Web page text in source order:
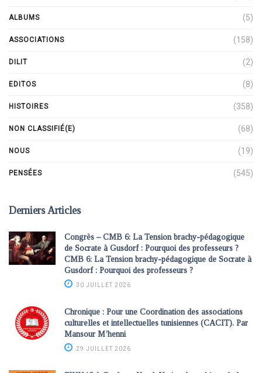
ALBUMS (5)
ASSOCIATIONS (158)
DILIT (2)
EDITOS (8)
HISTOIRES (358)
NON CLASSIFIÉ(E) (68)
NOUS (19)
PENSÉES (545)
Derniers Articles
Congrès – CMB 6: La Tension brachy-pédagogique
de Socrate à Gusdorf : Pourquoi des professeurs ?
CMB 6: La Tension brachy-pédagogique de Socrate à
Gusdorf : Pourquoi des professeurs ?
30 JUILLET 2026
Chronique : Pour une Coordination des associations
culturelles et intellectuelles tunisiennes (CACIT). Par
Mansour M’henni
29 JUILLET 2026